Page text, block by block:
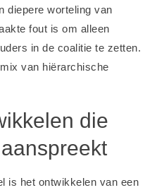
diepere worteling van
fout is om alleen
in de coalitie te zetten.
van hiërarchische
die
is het ontwikkelen van een